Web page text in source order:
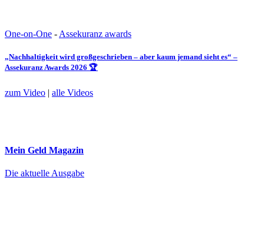
One-on-One - Assekuranz awards
„Nachhaltigkeit wird großgeschrieben – aber kaum jemand sieht es“ –
Assekuranz Awards 2026 🏆
zum Video | alle Videos
Mein Geld Magazin
Die aktuelle Ausgabe